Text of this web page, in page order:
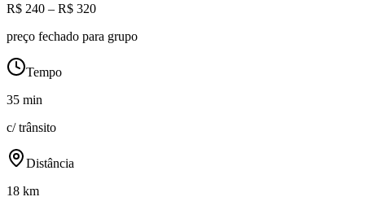
R$ 240 – R$ 320
preço fechado para grupo
Tempo
35 min
c/ trânsito
Distância
18 km